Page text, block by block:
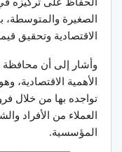
الصغيرة والمتوسطة،
الاقتصادية وتحقيق
وأشار إلى أن
الأهمية الاقتصادية،
تواجده بها من خلال
العملاء من الأفراد
المؤسسية.